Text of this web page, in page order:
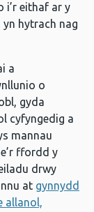
i’r eithaf ar y
hytrach nag
a
o
gyda
cyfyngedig a
mannau
ffordd y
drwy
at gynnydd
allanol,